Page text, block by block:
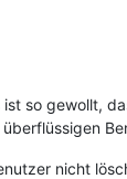
so gewollt,
nicht